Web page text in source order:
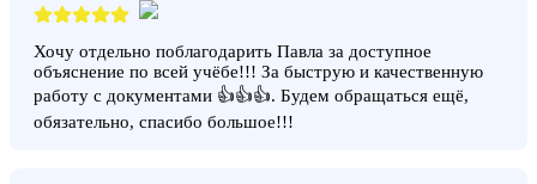
Хочу отдельно поблагодарить Павла за доступное
объяснение по всей учёбе!!! За быструю и качественную
работу с документами 👍👍👍. Будем обращаться ещё,
обязательно, спасибо большое!!!